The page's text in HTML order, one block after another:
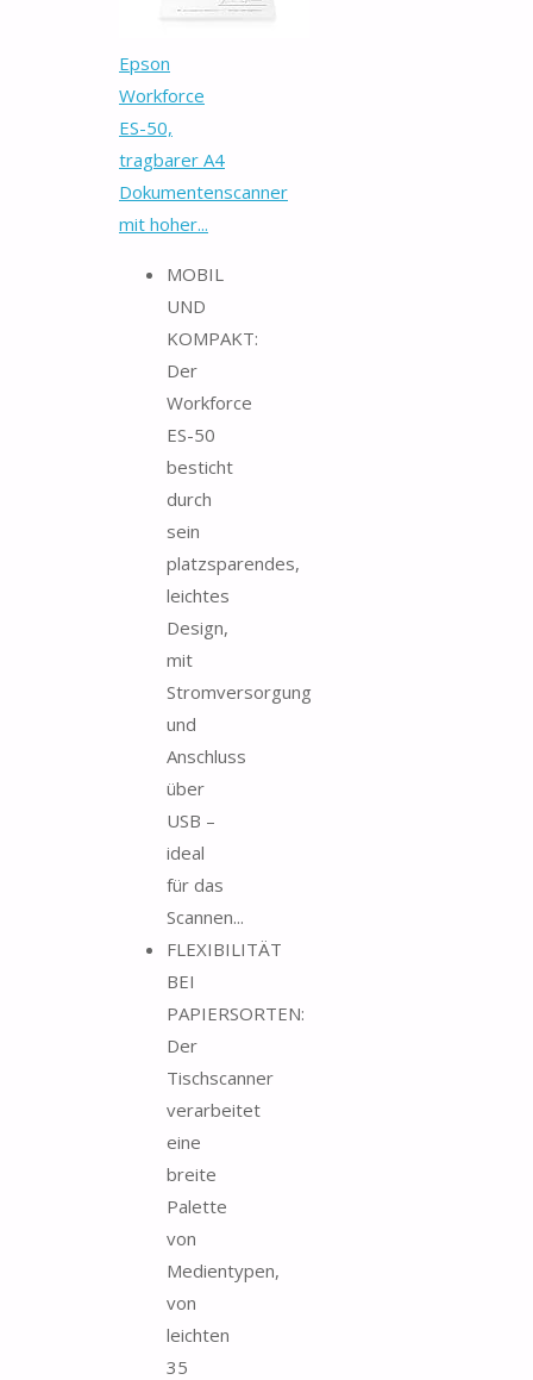
Epson
Workforce
ES-50,
tragbarer A4
Dokumentenscanner
mit hoher...
MOBIL
UND
KOMPAKT:
Der
Workforce
ES-50
besticht
durch
sein
platzsparendes,
leichtes
Design,
mit
Stromversorgung
und
Anschluss
über
USB –
ideal
für das
Scannen...
FLEXIBILITÄT
BEI
PAPIERSORTEN:
Der
Tischscanner
verarbeitet
eine
breite
Palette
von
Medientypen,
von
leichten
35